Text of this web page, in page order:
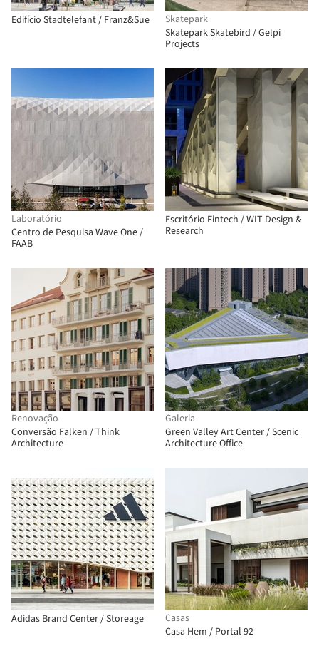
Edifício Stadtelefant / Franz&Sue
Skatepark
Skatepark Skatebird / Gelpi
Projects
Laboratório
Centro de Pesquisa Wave One /
FAAB
Escritório Fintech / WIT Design &
Research
Renovação
Conversão Falken / Think
Architecture
Galeria
Green Valley Art Center / Scenic
Architecture Office
Adidas Brand Center / Storeage
Casas
Casa Hem / Portal 92